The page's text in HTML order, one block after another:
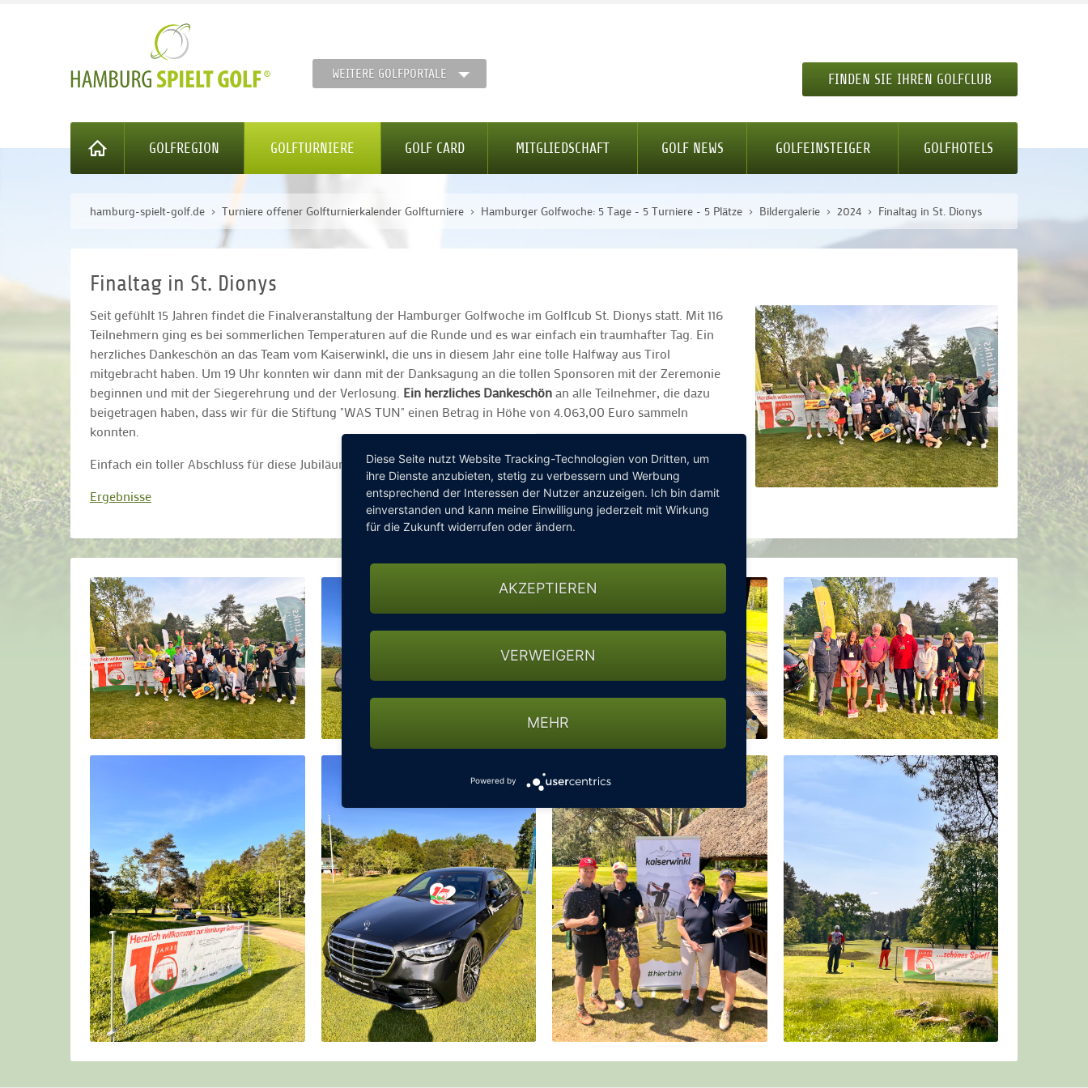
WEITERE GOLFPORTALE FINDEN SIE IHREN GOLFCLUB
GOLFREGION GOLFTURNIERE GOLF CARD MITGLIEDSCHAFT GOLF NEWS GOLFEINSTEIGER GOLFHOTELS
hamburg-spielt-golf.de Turniere offener Golfturnierkalender Golfturniere Hamburger Golfwoche: 5 Tage - 5 Turniere - 5 Plätze Bildergalerie 2024 Finaltag in St. Dionys
Finaltag in St. Dionys
Seit gefühlt 15 Jahren findet die Finalveranstaltung der Hamburger Golfwoche im Golflcub St. Dionys statt. Mit 116
Teilnehmern ging es bei sommerlichen Temperaturen auf die Runde und es war einfach ein traumhafter Tag. Ein
herzliches Dankeschön an das Team vom Kaiserwinkl, die uns in diesem Jahr eine tolle Halfway aus Tirol
mitgebracht haben. Um 19 Uhr konnten wir dann mit der Danksagung an die tollen Sponsoren mit der Zeremonie
beginnen und mit der Siegerehrung und der Verlosung. Ein herzliches Dankeschönan alle Teilnehmer, die dazu
beigetragen haben, dass wir für die Stiftung "WAS TUN" einen Betrag in Höhe von 4.063,00 Euro sammeln
konnten.
Einfach ein toller Abschluss für diese Jubiläumswoche!
Ergebnisse
Diese Seite nutzt Website Tracking-Technologien von Dritten, um
ihre Dienste anzubieten, stetig zu verbessern und Werbung
entsprechend der Interessen der Nutzer anzuzeigen. Ich bin damit
einverstanden und kann meine Einwilligung jederzeit mit Wirkung
für die Zukunft widerrufen oder ändern.
AKZEPTIEREN
VERWEIGERN
MEHR
Powered by